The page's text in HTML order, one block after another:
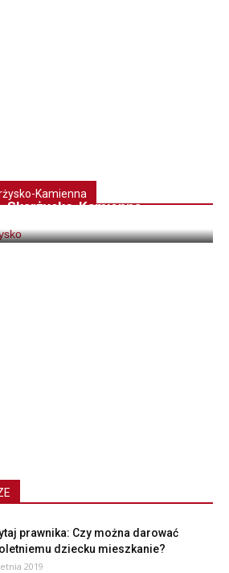
Kamienna
Skarżysko-Kamienna
prawnika: Czy można darować
dziecku mieszkanie?
2019